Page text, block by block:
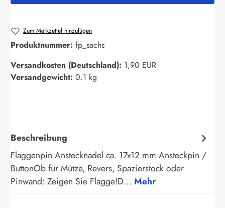
Zum Merkzettel hinzufügen
Produktnummer: fp_sachs
Versandkosten (Deutschland): 1,90 EUR
Versandgewicht: 0.1 kg
Beschreibung
Flaggenpin Anstecknadel ca. 17x12 mm Ansteckpin /
ButtonOb für Mütze, Revers, Spazierstock oder
Pinwand: Zeigen Sie Flagge!D… Mehr